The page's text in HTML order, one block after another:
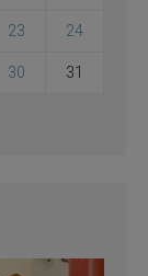
23 24
30 31